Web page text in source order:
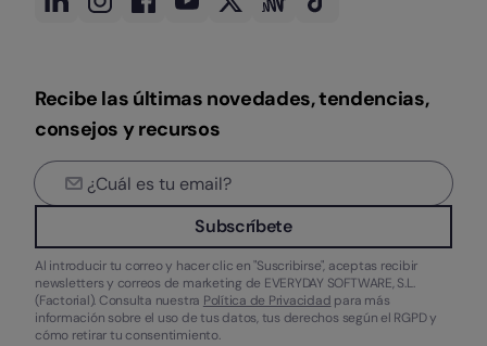
Recibe las últimas novedades, tendencias,
consejos y recursos
Subscríbete
Al introducir tu correo y hacer clic en "Suscribirse", aceptas recibir
newsletters y correos de marketing de EVERYDAY SOFTWARE, S.L.
(Factorial). Consulta nuestra Política de Privacidad para más
información sobre el uso de tus datos, tus derechos según el RGPD y
cómo retirar tu consentimiento.